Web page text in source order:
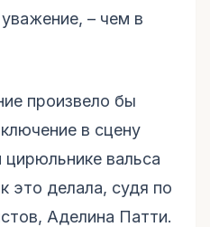
– чем в
произвело бы
в сцену
вальса
это делала, судя по
Аделина Патти.